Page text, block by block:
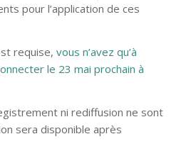
pour l’application de ces
requise, vous n’avez qu’à
le 23 mai prochain à
ni rediffusion ne sont
sera disponible après